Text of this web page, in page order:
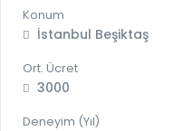
Konum
İstanbul Beşiktaş
Ort. Ücret
3000
Deneyim (Yıl)